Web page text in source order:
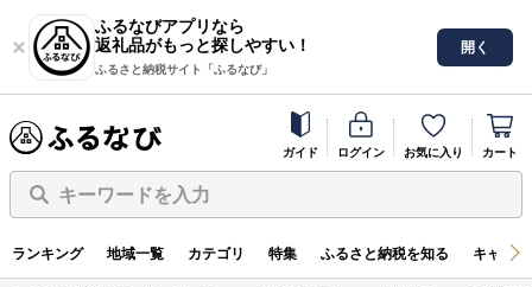
ふるなびアプリなら
返礼品がもっと探しやすい！
ふるさと納税サイト「ふるなび」
開く
ガイド ログイン お気に入り カート
キーワードを入力
ランキング 地域一覧 カテゴリ 特集 ふるさと納税を知る キャン